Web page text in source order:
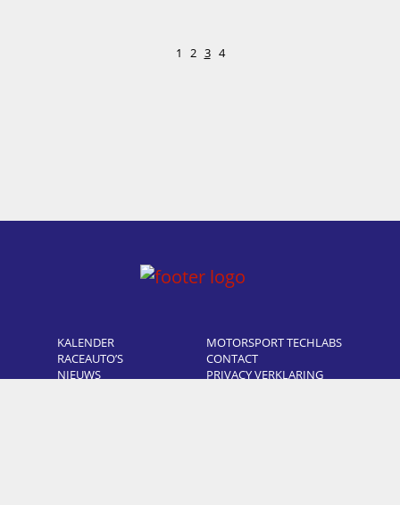
1 2 3 4
KALENDER
RACEAUTO’S
NIEUWS
MOTORSPORT TECHLABS
CONTACT
PRIVACY VERKLARING